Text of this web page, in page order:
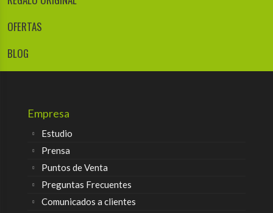
OFERTAS
BLOG
Empresa
Estudio
Prensa
Puntos de Venta
Preguntas Frecuentes
Comunicados a clientes